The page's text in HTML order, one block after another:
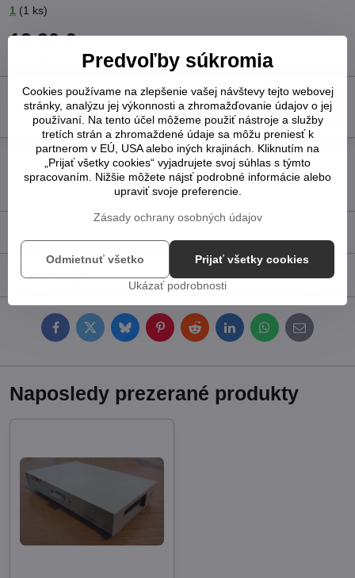
1 (1 ks)
12,30 €
Do košíka
Pridať k Obľúbeným Otázka k produktu
Strážny pes
Doručenia
Diskusia 0
FacebookTwitterBlueskyPinterestRedditLinkedInWhatsApp
E-
mail
Naposledy prezerané produkty
Predvoľby súkromia
Cookies používame na zlepšenie vašej návštevy tejto webovej
stránky, analýzu jej výkonnosti a zhromažďovanie údajov o jej
používaní. Na tento účel môžeme použiť nástroje a služby
tretích strán a zhromaždené údaje sa môžu preniesť k
partnerom v EÚ, USA alebo iných krajinách. Kliknutím na
„Prijať všetky cookies“ vyjadrujete svoj súhlas s týmto
spracovaním. Nižšie môžete nájsť podrobné informácie alebo
upraviť svoje preferencie.
Zásady ochrany osobných údajov
Ukázať podrobnosti
Prijať všetky cookies
Odmietnuť všetko